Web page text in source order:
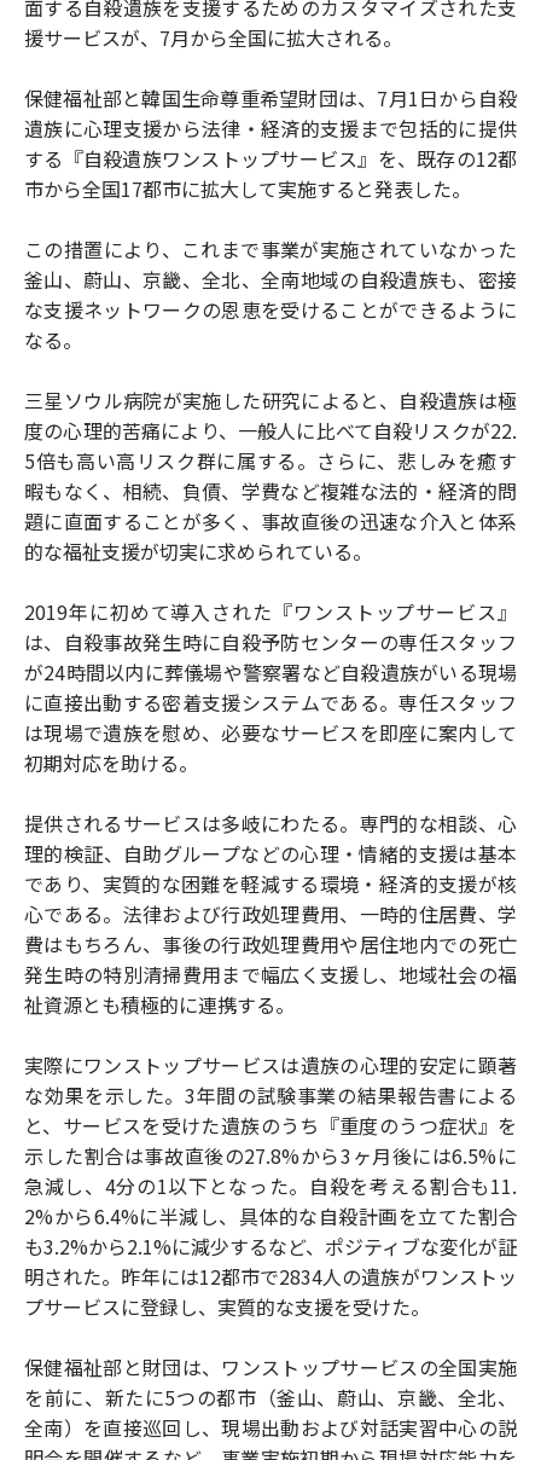
面する自殺遺族を支援するためのカスタマイズされた支
援サービスが、7月から全国に拡大される。
保健福祉部と韓国生命尊重希望財団は、7月1日から自殺
遺族に心理支援から法律・経済的支援まで包括的に提供
する『自殺遺族ワンストップサービス』を、既存の12都
市から全国17都市に拡大して実施すると発表した。
この措置により、これまで事業が実施されていなかった
釜山、蔚山、京畿、全北、全南地域の自殺遺族も、密接
な支援ネットワークの恩恵を受けることができるように
なる。
三星ソウル病院が実施した研究によると、自殺遺族は極
度の心理的苦痛により、一般人に比べて自殺リスクが22.
5倍も高い高リスク群に属する。さらに、悲しみを癒す
暇もなく、相続、負債、学費など複雑な法的・経済的問
題に直面することが多く、事故直後の迅速な介入と体系
的な福祉支援が切実に求められている。
2019年に初めて導入された『ワンストップサービス』
は、自殺事故発生時に自殺予防センターの専任スタッフ
が24時間以内に葬儀場や警察署など自殺遺族がいる現場
に直接出動する密着支援システムである。専任スタッフ
は現場で遺族を慰め、必要なサービスを即座に案内して
初期対応を助ける。
提供されるサービスは多岐にわたる。専門的な相談、心
理的検証、自助グループなどの心理・情緒的支援は基本
であり、実質的な困難を軽減する環境・経済的支援が核
心である。法律および行政処理費用、一時的住居費、学
費はもちろん、事後の行政処理費用や居住地内での死亡
発生時の特別清掃費用まで幅広く支援し、地域社会の福
祉資源とも積極的に連携する。
実際にワンストップサービスは遺族の心理的安定に顕著
な効果を示した。3年間の試験事業の結果報告書による
と、サービスを受けた遺族のうち『重度のうつ症状』を
示した割合は事故直後の27.8%から3ヶ月後には6.5%に
急減し、4分の1以下となった。自殺を考える割合も11.
2%から6.4%に半減し、具体的な自殺計画を立てた割合
も3.2%から2.1%に減少するなど、ポジティブな変化が証
明された。昨年には12都市で2834人の遺族がワンストッ
プサービスに登録し、実質的な支援を受けた。
保健福祉部と財団は、ワンストップサービスの全国実施
を前に、新たに5つの都市（釜山、蔚山、京畿、全北、
全南）を直接巡回し、現場出動および対話実習中心の説